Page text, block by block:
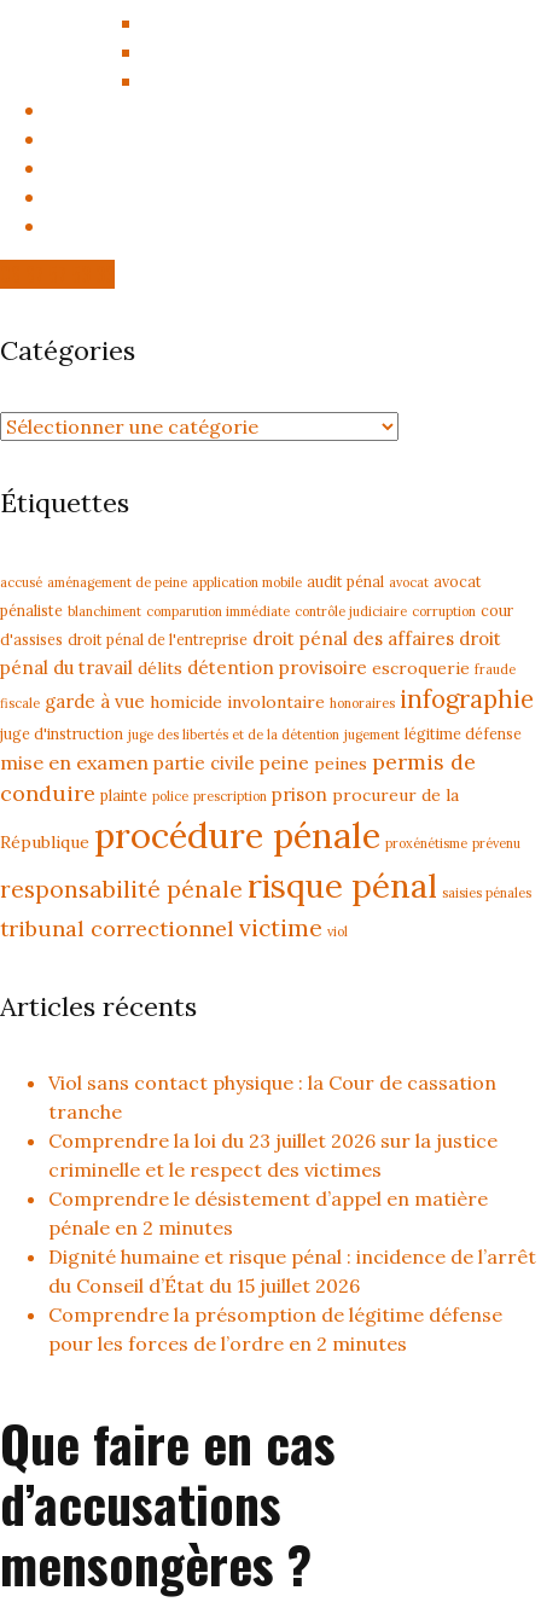
Catégories
Étiquettes
accusé aménagement de peine application mobile audit pénal avocat avocat
pénaliste blanchiment comparution immédiate contrôle judiciaire corruption cour
d'assises droit pénal de l'entreprise droit pénal des affaires droit
pénal du travail délits détention provisoire escroquerie fraude
fiscale garde à vue homicide involontaire honoraires infographie
juge d'instruction juge des libertés et de la détention jugement légitime défense
mise en examen partie civile peine peines permis de
conduire plainte police prescription prison procureur de la
République procédure pénale proxénétisme prévenu
responsabilité pénale risque pénal saisies pénales
tribunal correctionnel victime viol
Articles récents
Viol sans contact physique : la Cour de cassation
tranche
Comprendre la loi du 23 juillet 2026 sur la justice
criminelle et le respect des victimes
Comprendre le désistement d’appel en matière
pénale en 2 minutes
Dignité humaine et risque pénal : incidence de l’arrêt
du Conseil d’État du 15 juillet 2026
Comprendre la présomption de légitime défense
pour les forces de l’ordre en 2 minutes
Que faire en cas
d’accusations
mensongères ?